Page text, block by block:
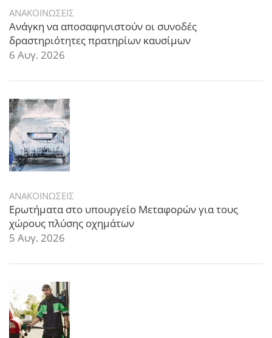
ΑΝΑΚΟΙΝΩΣΕΙΣ
Ανάγκη να αποσαφηνιστούν οι συνοδές
δραστηριότητες πρατηρίων καυσίμων
6 Αυγ. 2026
ΑΝΑΚΟΙΝΩΣΕΙΣ
Ερωτήματα στο υπουργείο Μεταφορών για τους
χώρους πλύσης οχημάτων
5 Αυγ. 2026